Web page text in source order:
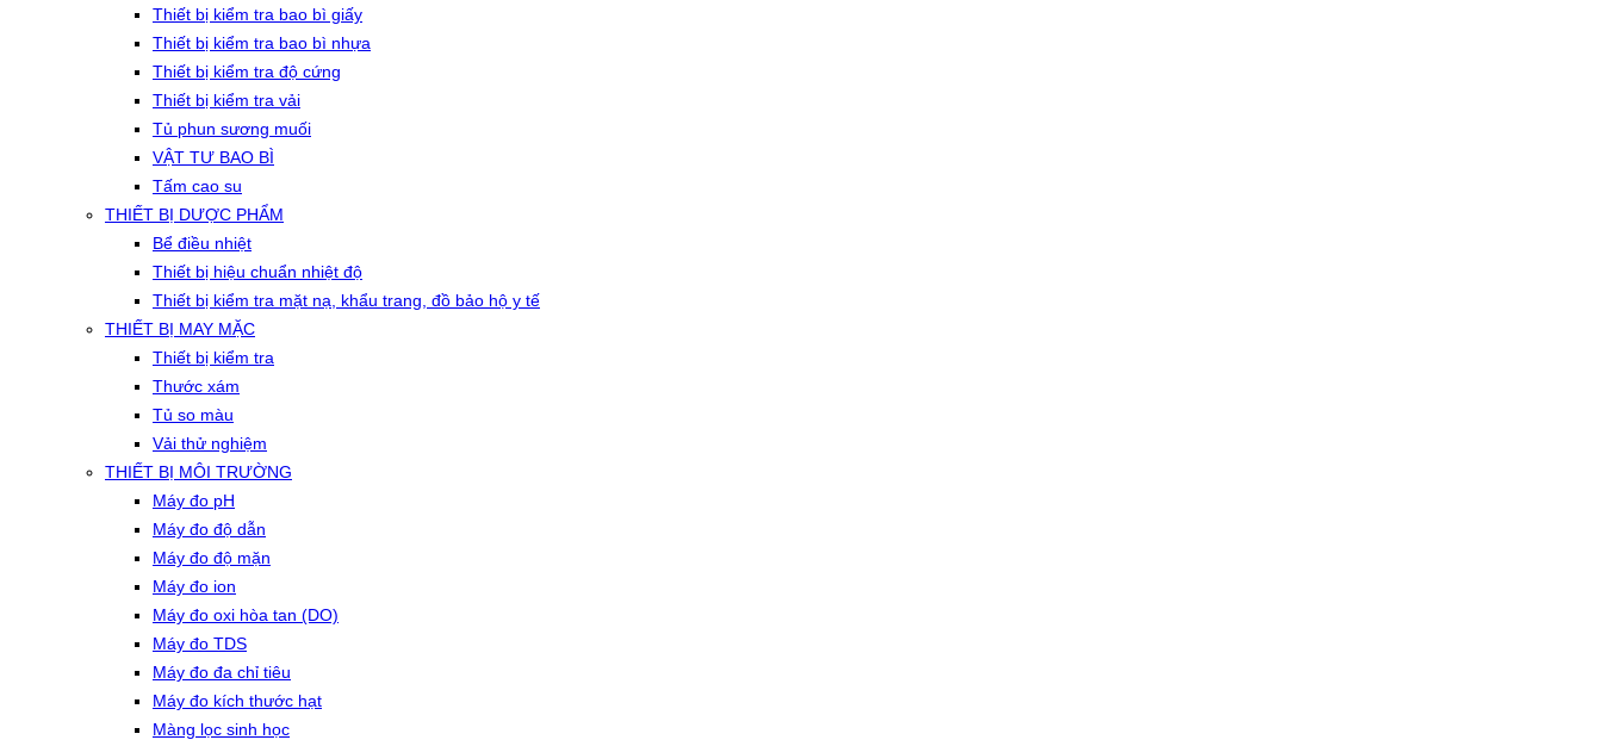
Thiết bị kiểm tra bao bì giấy
Thiết bị kiểm tra bao bì nhựa
Thiết bị kiểm tra độ cứng
Thiết bị kiểm tra vải
Tủ phun sương muối
VẬT TƯ BAO BÌ
Tấm cao su
THIẾT BỊ DƯỢC PHẨM
Bể điều nhiệt
Thiết bị hiệu chuẩn nhiệt độ
Thiết bị kiểm tra mặt nạ, khẩu trang, đồ bảo hộ y tế
THIẾT BỊ MAY MẶC
Thiết bị kiểm tra
Thước xám
Tủ so màu
Vải thử nghiệm
THIẾT BỊ MÔI TRƯỜNG
Máy đo pH
Máy đo độ dẫn
Máy đo độ mặn
Máy đo ion
Máy đo oxi hòa tan (DO)
Máy đo TDS
Máy đo đa chỉ tiêu
Máy đo kích thước hạt
Màng lọc sinh học